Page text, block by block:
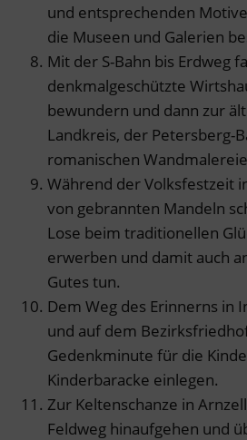
und entsprechenden
die Museen und Galerien
Mit der S-Bahn bis Erdweg
denkmalgeschützte
bewundern und dann zur
Landkreis, der Petersberg-
romanischen
Während der Volksfestzeit
von gebrannten Mandeln
Lose beim traditionellen
erwerben und damit auch
Gutes tun.
Dem Weg des Erinnerns in
und auf dem
Gedenkminute für die
Kinderbaracke einlegen.
Zur Keltenschanze in
Feldweg hinaufgehen und